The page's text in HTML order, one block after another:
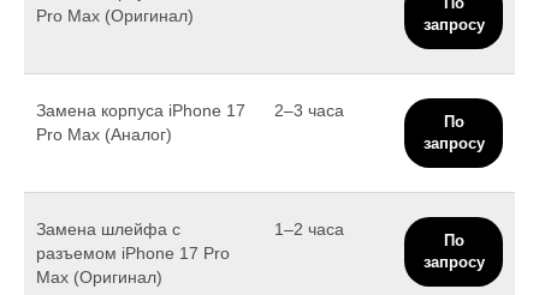
Pro Max (Оригинал)
запросу
Замена корпуса iPhone 17
Pro Max (Аналог)
2–3 часа
По
запросу
Замена шлейфа с
разъемом iPhone 17 Pro
Max (Оригинал)
1–2 часа
По
запросу